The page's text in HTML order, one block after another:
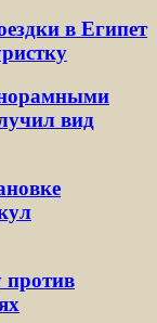
в Египет
вид
против